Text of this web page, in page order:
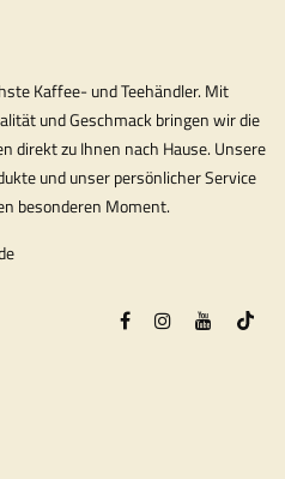
Kaffee- und Teehändler. Mit
und Geschmack bringen wir die
direkt zu Ihnen nach Hause. Unsere
und unser persönlicher Service
besonderen Moment.